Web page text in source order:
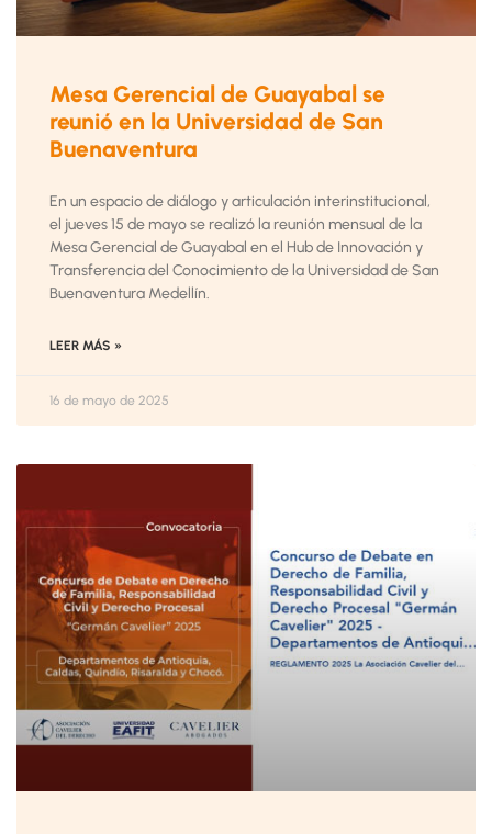
Mesa Gerencial de Guayabal se
reunió en la Universidad de San
Buenaventura
En un espacio de diálogo y articulación interinstitucional,
el jueves 15 de mayo se realizó la reunión mensual de la
Mesa Gerencial de Guayabal en el Hub de Innovación y
Transferencia del Conocimiento de la Universidad de San
Buenaventura Medellín.
LEER MÁS »
16 de mayo de 2025